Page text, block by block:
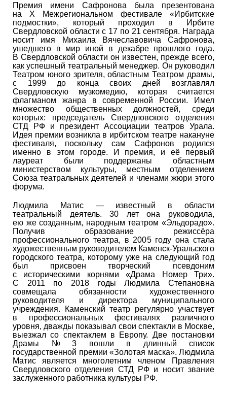
Премия имени Сафронова была презентована
на X Межрегиональном фестивале «Ирбитские
подмостки», который проходил в Ирбите
Свердловской области с 17 по 21 сентября. Награда
носит имя Михаила Вячеславовича Сафронова,
ушедшего в мир иной в декабре прошлого года.
В Свердловской области он известен, прежде всего,
как успешный театральный менеджер. Он руководил
Театром юного зрителя, областным Театром драмы,
с 1999 до конца своих дней возглавлял
Свердловскую музкомедию, которая считается
флагманом жанра в современной России. Имел
множество общественных должностей, среди
которых: председатель Свердловского отделения
СТД РФ и президент Ассоциации театров Урала.
Идея премии возникла в ирбитском театре накануне
фестиваля, поскольку сам Сафронов родился
именно в этом городе. И премия, и её первый
лауреат были поддержаны областным
министерством культуры, местным отделением
Союза театральных деятелей и членами жюри этого
форума.
Людмила Матис — известный в области
театральный деятель. 30 лет она руководила,
ею же созданным, народным театром «Эльдорадо».
Получив образование режиссёра
профессионального театра, в 2005 году она стала
художественным руководителем Каменск-Уральского
городского театра, которому уже на следующий год
был присвоен творческий псевдоним
с историческими корнями «Драма Номер Три».
С 2011 по 2018 годы Людмила Степановна
совмещала обязанности художественного
руководителя и директора муниципального
учреждения. Каменский театр регулярно участвует
в профессиональных фестивалях различного
уровня, дважды показывал свои спектакли в Москве,
выезжал со спектаклем в Европу. Две постановки
Драмы № 3 вошли в длинный список
государственной премии «Золотая маска». Людмила
Матис является многолетним членом Правления
Свердловского отделения СТД РФ и носит звание
заслуженного работника культуры РФ.